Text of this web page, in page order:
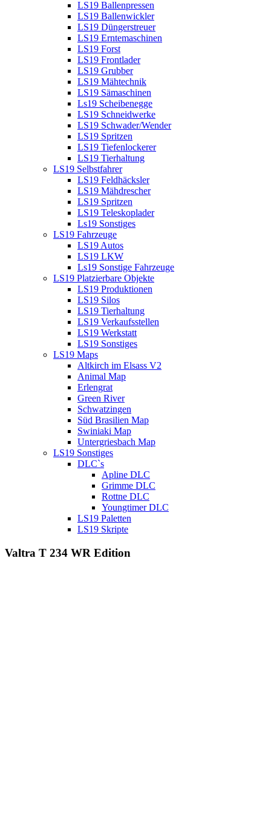
LS19 Ballenpressen
LS19 Ballenwickler
LS19 Düngerstreuer
LS19 Erntemaschinen
LS19 Forst
LS19 Frontlader
LS19 Grubber
LS19 Mähtechnik
LS19 Sämaschinen
Ls19 Scheibenegge
LS19 Schneidwerke
LS19 Schwader/Wender
LS19 Spritzen
LS19 Tiefenlockerer
LS19 Tierhaltung
LS19 Selbstfahrer
LS19 Feldhäcksler
LS19 Mähdrescher
LS19 Spritzen
LS19 Teleskoplader
Ls19 Sonstiges
LS19 Fahrzeuge
LS19 Autos
LS19 LKW
Ls19 Sonstige Fahrzeuge
LS19 Platzierbare Objekte
LS19 Produktionen
LS19 Silos
LS19 Tierhaltung
LS19 Verkaufsstellen
LS19 Werkstatt
LS19 Sonstiges
LS19 Maps
Altkirch im Elsass V2
Animal Map
Erlengrat
Green River
Schwatzingen
Süd Brasilien Map
Swiniaki Map
Untergriesbach Map
LS19 Sonstiges
DLC`s
Apline DLC
Grimme DLC
Rottne DLC
Youngtimer DLC
LS19 Paletten
LS19 Skripte
Valtra T 234 WR Edition